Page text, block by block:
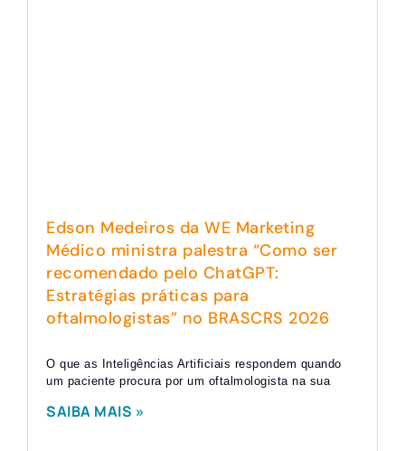
Edson Medeiros da WE Marketing
Médico ministra palestra “Como ser
recomendado pelo ChatGPT:
Estratégias práticas para
oftalmologistas” no BRASCRS 2026
O que as Inteligências Artificiais respondem quando
um paciente procura por um oftalmologista na sua
SAIBA MAIS »